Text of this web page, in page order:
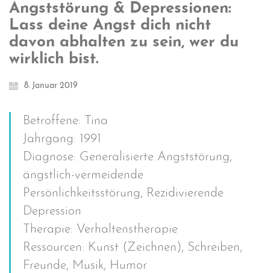
Angststörung & Depressionen:
Lass deine Angst dich nicht
davon abhalten zu sein, wer du
wirklich bist.
8. Januar 2019
Betroffene: Tina
Jahrgang: 1991
Diagnose: Generalisierte Angststörung,
ängstlich-vermeidende
Persönlichkeitsstörung, Rezidivierende
Depression
Therapie: Verhaltenstherapie
Ressourcen: Kunst (Zeichnen), Schreiben,
Freunde, Musik, Humor